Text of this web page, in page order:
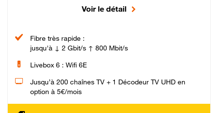
Voir le détail
Fibre très rapide :
jusqu'à ↓ 2 Gbit/s ↑ 800 Mbit/s
Livebox 6 : Wifi 6E
Jusqu’à 200 chaînes TV + 1 Décodeur TV UHD en
option à 5€/mois